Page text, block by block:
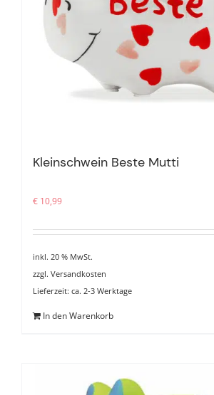
Kleinschwein Beste Mutti
€ 10,99
inkl. 20 % MwSt.
zzgl. Versandkosten
Lieferzeit: ca. 2-3 Werktage
In den Warenkorb